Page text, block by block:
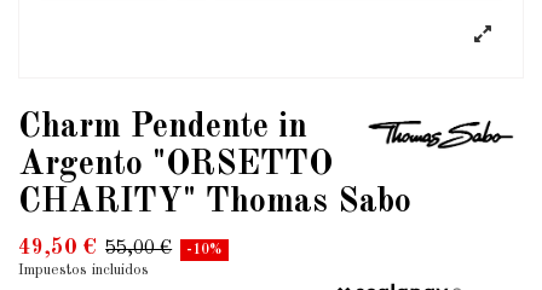
Charm Pendente in
Argento "ORSETTO
CHARITY" Thomas Sabo
49,50 € 55,00 € -10%
Impuestos incluidos